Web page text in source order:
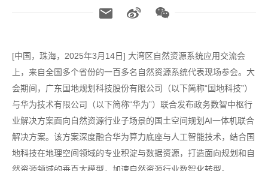
[中国，珠海，2025年3月14日] 大湾区自然资源系统应用交流会
上，来自全国多个省份的一百多名自然资源系统代表现场参会。大
会期间，广东国地规划科技股份有限公司（以下简称“国地科技”）
与华为技术有限公司（以下简称“华为”）联合发布政务数智中枢行
业解决方案面向自然资源行业子场景的国土空间规划AI一体机联合
解决方案。该方案深度融合华为算力底座与人工智能技术，结合国
地科技在地理空间领域的专业积淀与数据资源，打造面向规划和自